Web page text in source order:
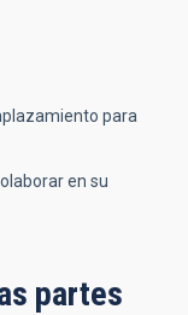
para
en su
partes